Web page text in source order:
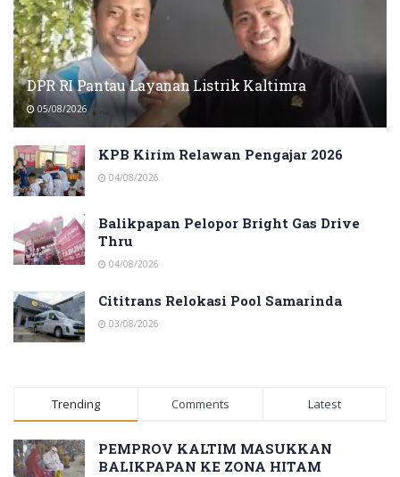
DPR RI Pantau Layanan Listrik Kaltimra
05/08/2026
KPB Kirim Relawan Pengajar 2026
04/08/2026
Balikpapan Pelopor Bright Gas Drive
Thru
04/08/2026
Cititrans Relokasi Pool Samarinda
03/08/2026
Trending Comments Latest
PEMPROV KALTIM MASUKKAN
BALIKPAPAN KE ZONA HITAM